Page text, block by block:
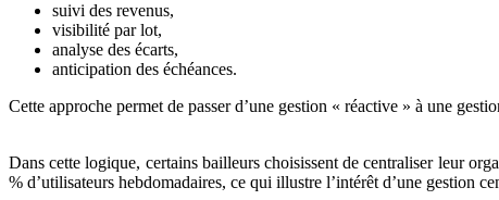
suivi des revenus,
visibilité par lot,
analyse des écarts,
anticipation des échéances.
Cette approche permet de passer d’une gestion « réactive » à une
Dans cette logique, certains bailleurs choisissent de centraliser leur
% d’utilisateurs hebdomadaires, ce qui illustre l’intérêt d’une gestion